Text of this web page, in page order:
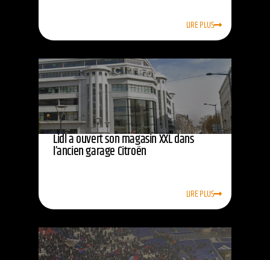
LIRE PLUS
Lidl a ouvert son magasin XXL dans
l’ancien garage Citroën
LIRE PLUS